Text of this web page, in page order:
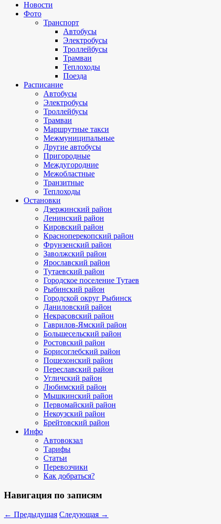
Новости
Фото
Транспорт
Автобусы
Электробусы
Троллейбусы
Трамваи
Теплоходы
Поезда
Расписание
Автобусы
Электробусы
Троллейбусы
Трамваи
Маршрутные такси
Межмуниципальные
Другие автобусы
Пригородные
Междугородние
Межобластные
Транзитные
Теплоходы
Остановки
Дзержинский район
Ленинский район
Кировский район
Красноперекопский район
Фрунзенский район
Заволжский район
Ярославский район
Тутаевский район
Городское поселение Тутаев
Рыбинский район
Городской округ Рыбинск
Даниловский район
Некрасовский район
Гаврилов-Ямский район
Большесельский район
Ростовский район
Борисоглебский район
Пошехонский район
Переславский район
Угличский район
Любимский район
Мышкинский район
Первомайский район
Некоузский район
Брейтовский район
Инфо
Автовокзал
Тарифы
Статьи
Перевозчики
Как добраться?
Навигация по записям
← Предыдущая Следующая →